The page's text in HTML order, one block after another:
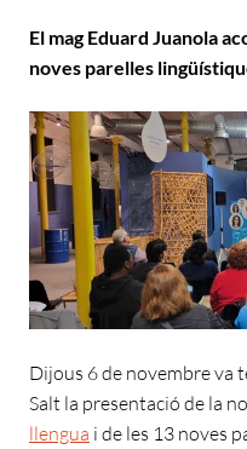
El mag Eduard Juanola
noves parelles
Dijous 6 de novembre va
Salt la presentació de la
llengua i de les 13 noves